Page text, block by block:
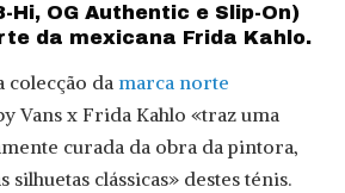
OG Authentic e Slip-On)
da mexicana Frida Kahlo.
colecção da marca norte
Vans x Frida Kahlo «traz uma
curada da obra da pintora,
silhuetas clássicas» destes ténis.